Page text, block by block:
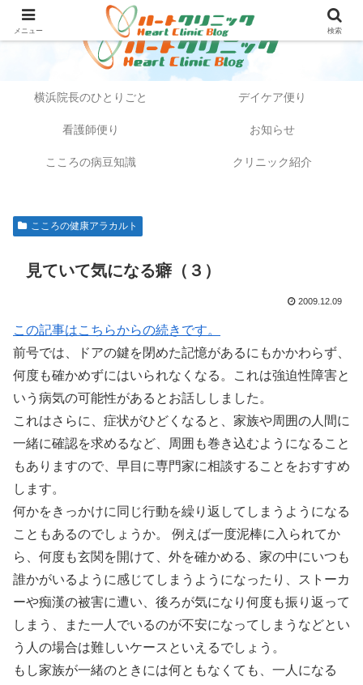
横浜院長のひとりごと デイケア便り
看護師便り お知らせ
こころの病豆知識 クリニック紹介
こころの健康アラカルト
見ていて気になる癖（３）
2009.12.09
この記事はこちらからの続きです。
前号では、ドアの鍵を閉めた記憶があるにもかかわらず、
何度も確かめずにはいられなくなる。これは強迫性障害と
いう病気の可能性があるとお話ししました。
これはさらに、症状がひどくなると、家族や周囲の人間に
一緒に確認を求めるなど、周囲も巻き込むようになること
もありますので、早目に専門家に相談することをおすすめ
します。
何かをきっかけに同じ行動を繰り返してしまうようになる
こともあるのでしょうか。 例えば一度泥棒に入られてか
ら、何度も玄関を開けて、外を確かめる、家の中にいつも
誰かがいるように感じてしまうようになったり、ストーカ
ーや痴漢の被害に遭い、後ろが気になり何度も振り返って
しまう、また一人でいるのが不安になってしまうなどとい
う人の場合は難しいケースといえるでしょう。
もし家族が一緒のときには何ともなくても、一人になる
メニュー 検索